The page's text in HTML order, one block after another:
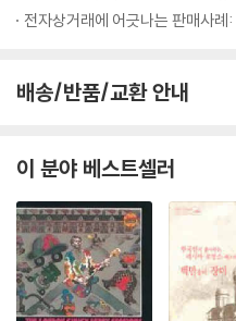
전자상거래에 어긋나는 판매사례
배송/반품/교환 안내
이 분야 베스트셀러